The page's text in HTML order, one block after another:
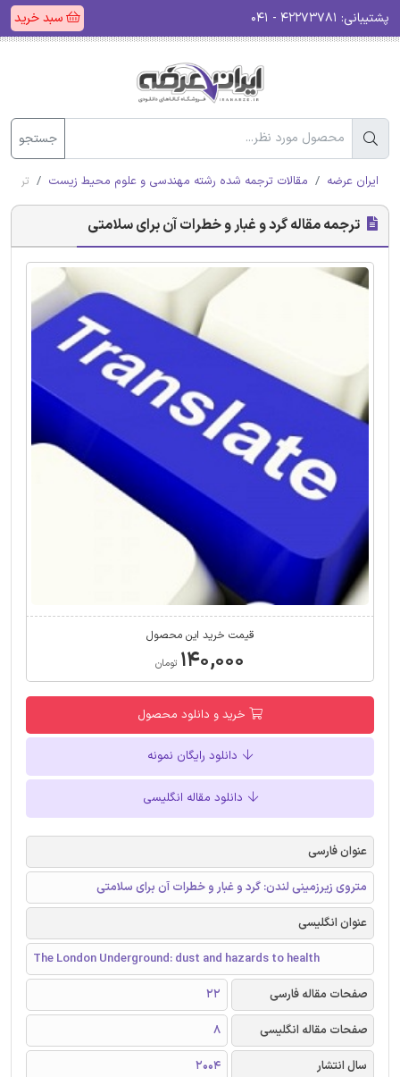
پشتیبانی: سبد خرید
جستجو
ایران عرضه مقالات ترجمه شده رشته مهندسی و علوم محیط زیست
ترجمه مقاله گرد و غبار و خطرات آن برای سلامتی
قیمت خرید این محصول
۱۴۰,۰۰۰ تومان
خرید و دانلود محصول
دانلود رایگان نمونه
دانلود مقاله انگلیسی
عنوان فارسی
متروی زیرزمینی لندن: گرد و غبار و خطرات آن برای سلامتی
عنوان انگلیسی
The London Underground: dust and hazards to health
صفحات مقاله فارسی
22
صفحات مقاله انگلیسی
8
سال انتشار
2004